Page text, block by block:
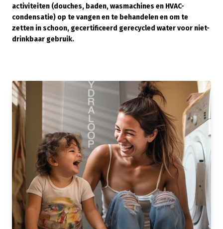
activiteiten (douches, baden, wasmachines en HVAC-
condensatie) op te vangen en te behandelen en om te
zetten in schoon, gecertificeerd gerecycled water voor niet-
drinkbaar gebruik.